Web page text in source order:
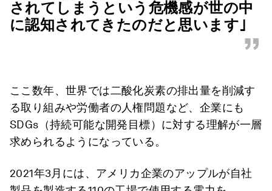
されてしまうという危機感が世の中
に認知されてきたのだと思います｣
”
ここ数年、世界では二酸化炭素の排出量を削減す
る取り組みや労働者の人権問題など、企業にも
SDGs（持続可能な開発目標）に対する理解が一層
求められるようになっている。
2021年3月には、アメリカ企業のアップルが自社